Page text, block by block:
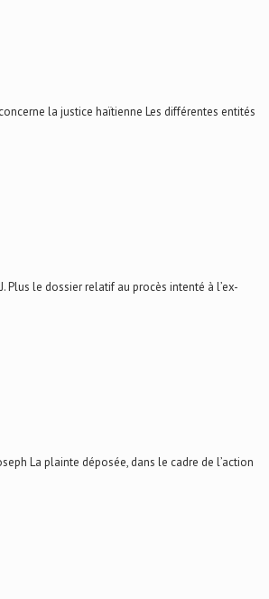
la justice haïtienne Les différentes entités
Plus le dossier relatif au procès intenté à l’ex-
La plainte déposée, dans le cadre de l’action